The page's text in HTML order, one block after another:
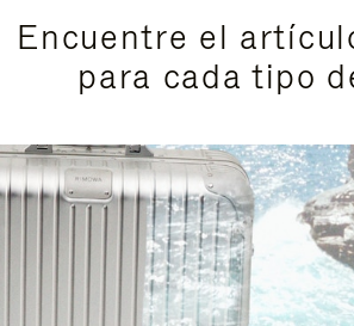
Encuentre el
para cada tipo